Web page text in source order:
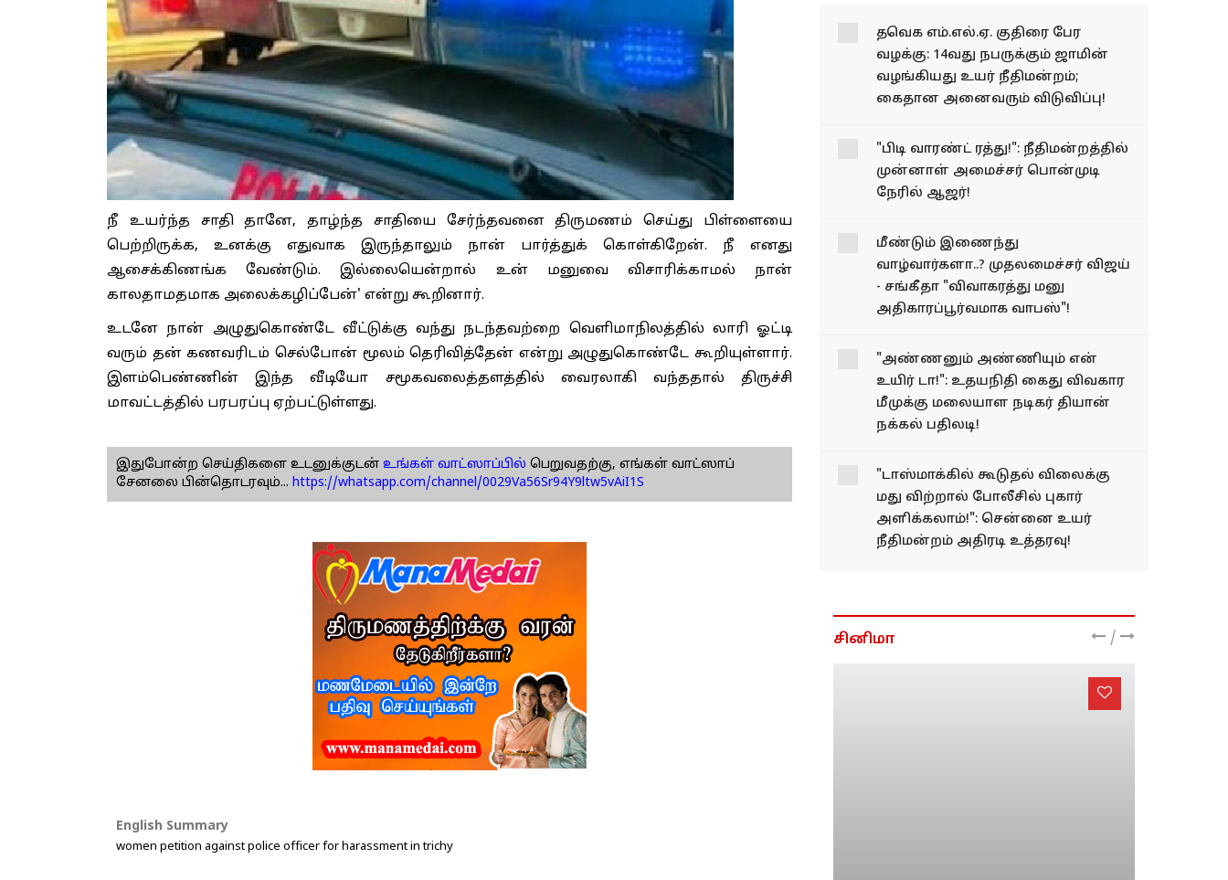
நீ உயர்ந்த சாதி தானே, தாழ்ந்த சாதியை சேர்ந்தவனை திருமணம் செய்து பிள்ளையை
பெற்றிருக்க, உனக்கு எதுவாக இருந்தாலும் நான் பார்த்துக் கொள்கிறேன். நீ எனது
ஆசைக்கிணங்க வேண்டும். இல்லையென்றால் உன் மனுவை விசாரிக்காமல் நான்
காலதாமதமாக அலைக்கழிப்பேன்' என்று கூறினார்.
உடனே நான் அழுதுகொண்டே வீட்டுக்கு வந்து நடந்தவற்றை வெளிமாநிலத்தில் லாரி ஓட்டி
வரும் தன் கணவரிடம் செல்போன் மூலம் தெரிவித்தேன் என்று அழுதுகொண்டே கூறியுள்ளார்.
இளம்பெண்ணின் இந்த வீடியோ சமூகவலைத்தளத்தில் வைரலாகி வந்ததால் திருச்சி
மாவட்டத்தில் பரபரப்பு ஏற்பட்டுள்ளது.
இதுபோன்ற செய்திகளை உடனுக்குடன் உங்கள் வாட்ஸாப்பில் பெறுவதற்கு, எங்கள் வாட்ஸாப்
சேனலை பின்தொடரவும்... https://whatsapp.com/channel/0029Va56Sr94Y9ltw5vAiI1S
English Summary
women petition against police officer for harassment in trichy
தவெக எம்.எல்.ஏ. குதிரை
பேர வழக்கு: 14வது
நபருக்கும் ஜாமின்
வழங்கியது உயர்
அனைவரும் விடுவிப்பு!
"பிடி வாரண்ட் ரத்து!": நீதிமன்றத்தில்
நேரில் ஆஜர்!
மீண்டும் இணைந்து
வாழ்வார்களா..? முதலமைச்சர் விஜய்
அதிகாரப்பூர்வமாக வாபஸ்"!
"அண்ணனும் அண்ணியும் என்
உயிர் டா!": உதயநிதி கைது விவகார
நக்கல் பதிலடி!
"டாஸ்மாக்கில் கூடுதல் விலைக்கு
மது விற்றால் போலீசில் புகார்
/